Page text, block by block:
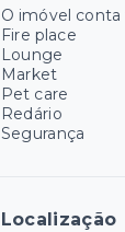
O imóvel
Fire place
Lounge
Market
Pet care
Redário
Segurança
Localização